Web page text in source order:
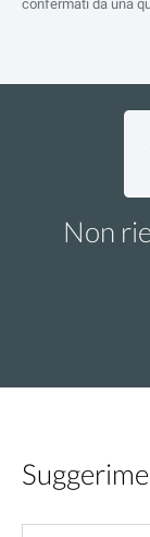
confermati da una
Non